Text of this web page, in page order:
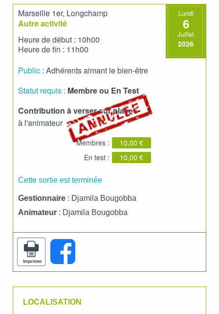
Lundi
6
Juillet
2026
Marseille 1er, Longchamp
Autre activité
Heure de début : 10h00
Heure de fin : 11h00
Public : Adhérents aimant le bien-être
Statut requis : Membre ou En Test
Contribution à verser sur place :
à l'animateur
Membres :
10,00 €
En test :
10,00 €
Cette sortie est terminée
Gestionnaire : Djamila Bougobba
Animateur : Djamila Bougobba
LOCALISATION